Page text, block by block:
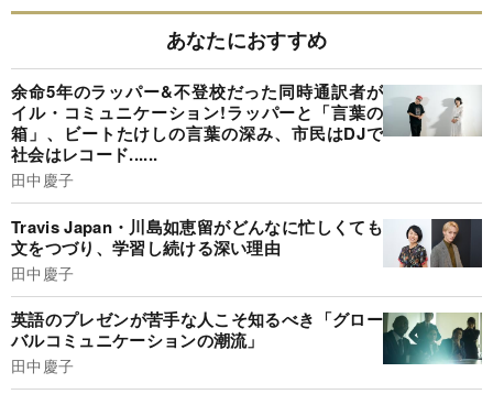
あなたにおすすめ
余命5年のラッパー&不登校だった同時通訳者が
イル・コミュニケーション!ラッパーと「言葉の
箱」、ビートたけしの言葉の深み、市民はDJで
社会はレコード......
田中慶子
Travis Japan・川島如恵留がどんなに忙しくても
文をつづり、学習し続ける深い理由
田中慶子
英語のプレゼンが苦手な人こそ知るべき「グロー
バルコミュニケーションの潮流」
田中慶子